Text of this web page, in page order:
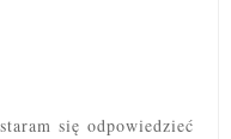
się odpowiedzieć